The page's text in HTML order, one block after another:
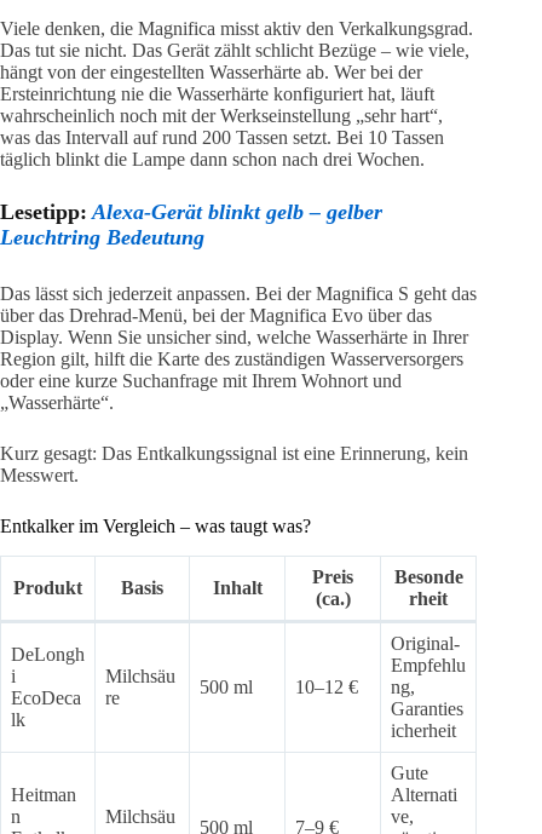
Viele denken, die Magnifica misst aktiv den Verkalkungsgrad.
Das tut sie nicht. Das Gerät zählt schlicht Bezüge – wie viele,
hängt von der eingestellten Wasserhärte ab. Wer bei der
Ersteinrichtung nie die Wasserhärte konfiguriert hat, läuft
wahrscheinlich noch mit der Werkseinstellung „sehr hart“,
was das Intervall auf rund 200 Tassen setzt. Bei 10 Tassen
täglich blinkt die Lampe dann schon nach drei Wochen.
Lesetipp: Alexa-Gerät blinkt gelb – gelber
Leuchtring Bedeutung
Das lässt sich jederzeit anpassen. Bei der Magnifica S geht das
über das Drehrad-Menü, bei der Magnifica Evo über das
Display. Wenn Sie unsicher sind, welche Wasserhärte in Ihrer
Region gilt, hilft die Karte des zuständigen Wasserversorgers
oder eine kurze Suchanfrage mit Ihrem Wohnort und
„Wasserhärte“.
Kurz gesagt: Das Entkalkungssignal ist eine Erinnerung, kein
Messwert.
Entkalker im Vergleich – was taugt was?
Produkt Basis Inhalt
Preis
(ca.)
Besonde
rheit
DeLongh
i
EcoDeca
lk
Milchsäu
re
500 ml 10–12 €
Original-
Empfehlu
ng,
Garanties
icherheit
Heitman
n
Milchsäu
500 ml 7–9 €
Gute
Alternati
ve,